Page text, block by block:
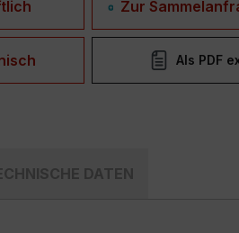
Zur
Als PDF
DATEN